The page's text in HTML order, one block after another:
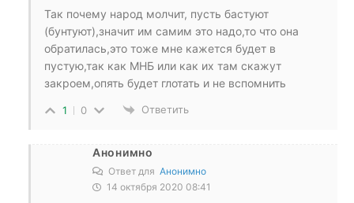
Так почему народ молчит, пусть бастуют
(бунтуют),значит им самим это надо,то что она
обратилась,это тоже мне кажется будет в
пустую,так как МНБ или как их там скажут
закроем,опять будет глотать и не вспомнить
1 0 Ответить
Анонимно
Ответ для Анонимно
14 октября 2020 08:41